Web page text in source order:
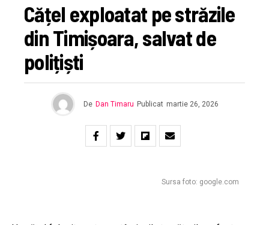
Cățel exploatat pe străzile
din Timișoara, salvat de
polițiști
De Dan Timaru Publicat martie 26, 2026
Sursa foto: google.com